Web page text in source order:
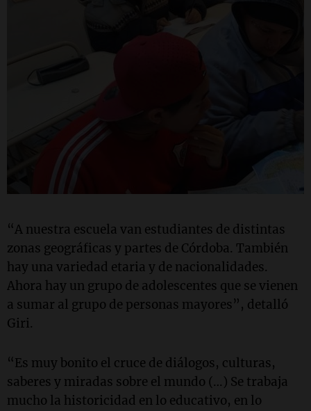
“A nuestra escuela van estudiantes de distintas
zonas geográficas y partes de Córdoba. También
hay una variedad etaria y de nacionalidades.
Ahora hay un grupo de adolescentes que se vienen
a sumar al grupo de personas mayores”, detalló
Giri.
“Es muy bonito el cruce de diálogos, culturas,
saberes y miradas sobre el mundo (…) Se trabaja
mucho la historicidad en lo educativo, en lo